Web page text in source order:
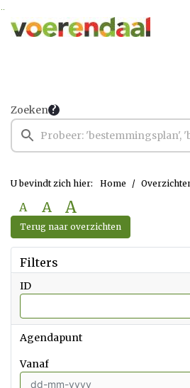
Ga naar de inhoud van deze pagina
Ga naar het zoeken
Ga naar het menu
Zoeken
U bevindt zich hier: Home
A A A
Terug naar overzichten
Filters
ID
Agendapunt
vanaf